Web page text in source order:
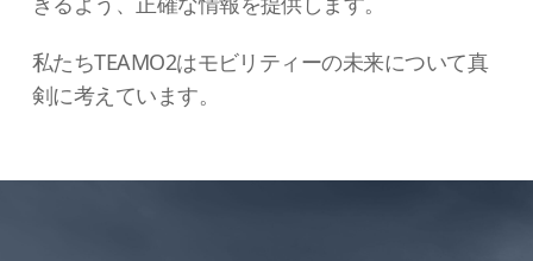
私たちTEAMO2はモビリティーの未来について真
剣に考えています。